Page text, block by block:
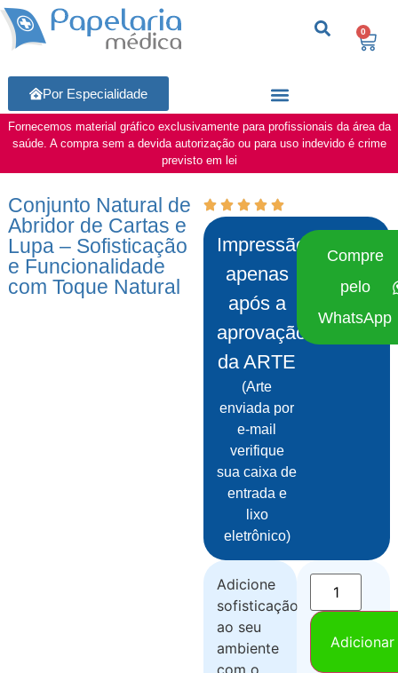
0
Por Especialidade
Fornecemos material gráfico exclusivamente para profissionais da área da
saúde. A compra sem a devida autorização ou para uso indevido é crime
previsto em lei
Conjunto Natural de
Abridor de Cartas e
Lupa – Sofisticação
e Funcionalidade
com Toque Natural
Impressão
apenas
após a
aprovação
da ARTE
(Arte
enviada por
e-mail
verifique
sua caixa de
entrada e
lixo
eletrônico)
Compre
pelo
WhatsApp
Adicione
sofisticação
ao seu
ambiente
com o